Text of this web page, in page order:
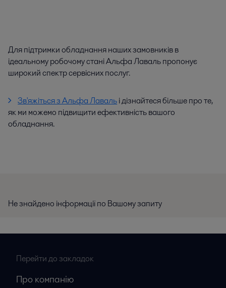
Для підтримки обладнання наших замовників в
ідеальному робочому стані Альфа Лаваль пропонує
широкий спектр сервісних послуг.
Зв'яжіться з Альфа Лавальі дізнайтеся більше про те,
як ми можемо підвищити ефективність вашого
обладнання.
Не знайдено інформації по Вашому запиту
Перейти до закладок
Про компанію